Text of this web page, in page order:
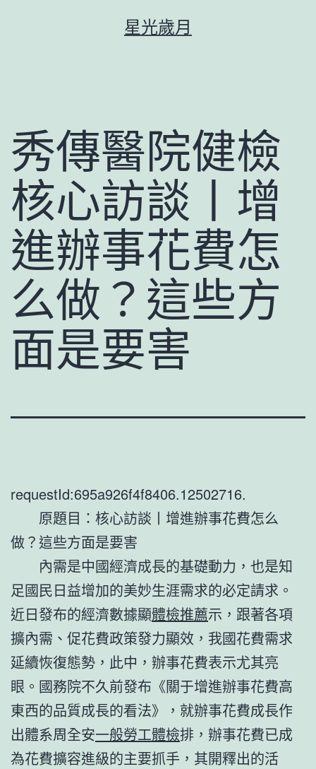
星光歲月
秀傳醫院健檢
核心訪談丨增
進辦事花費怎
么做？這些方
面是要害
requestId:695a926f4f8406.12502716.
原題目：核心訪談丨增進辦事花費怎么
做？這些方面是要害
內需是中國經濟成長的基礎動力，也是知
足國民日益增加的美妙生涯需求的必定請求。
近日發布的經濟數據顯體檢推薦示，跟著各項
擴內需、促花費政策發力顯效，我國花費需求
延續恢復態勢，此中，辦事花費表示尤其亮
眼。國務院不久前發布《關于增進辦事花費高
東西的品質成長的看法》，就辦事花費成長作
出體系周全安一般勞工體檢排，辦事花費已成
為花費擴容進級的主要抓手，其開釋出的活